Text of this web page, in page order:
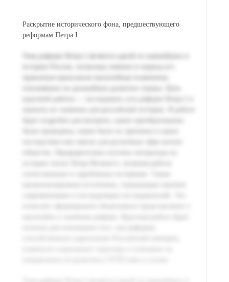
Раскрытие исторического фона, предшествующего
реформам Петра I.